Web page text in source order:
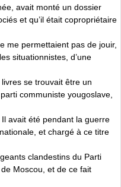
avait monté un dossier
et qu’il était copropriétaire
me permettaient pas de jouir,
situationnistes, d’une
se trouvait être un
communiste yougoslave,
avait été pendant la guerre
et chargé à ce titre
clandestins du Parti
Moscou, et de ce fait